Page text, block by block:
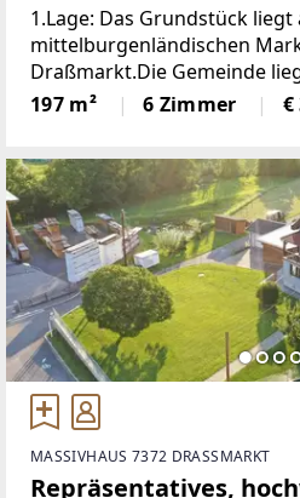
1.Lage: Das Grundstück liegt
mittelburgenländischen
Draßmarkt.Die Gemeinde
des Landseergebirges
Ackerflächen, umgeben von
197 m² 6 Zimmer €
MASSIVHAUS 7372 DRASSMARKT
Repräsentatives,